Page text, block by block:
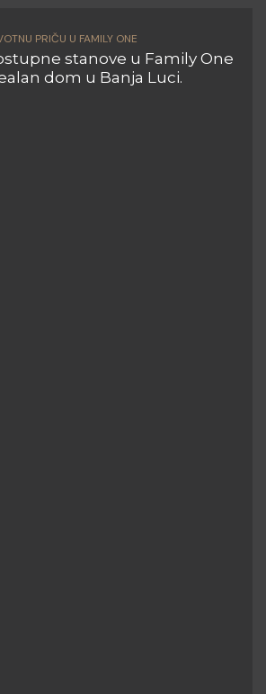
PRIČU U FAMILY ONE
stanove u Family One
dom u Banja Luci.